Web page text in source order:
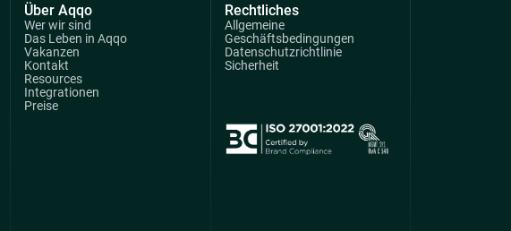
Über Aqqo
Wer wir sind
Das Leben in Aqqo
Vakanzen
Kontakt
Resources
Integrationen
Preise
Rechtliches
Allgemeine
Geschäftsbedingungen
Datenschutzrichtlinie
Sicherheit